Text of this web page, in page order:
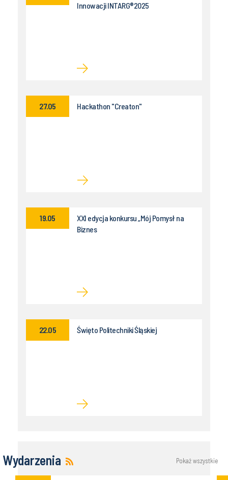
Innowacji INTARG®2025
Hackathon "Creaton"
27.05
XXI edycja konkursu „Mój Pomysł na
Biznes
19.05
Święto Politechniki Śląskiej
22.05
Wydarzenia Pokaż wszystkie